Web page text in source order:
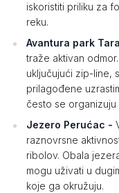
iskoristiti priliku za
reku.
Avantura park
traže aktivan
uključujući zip-line,
prilagođene
često se
Jezero Perućac -
raznovrsne
ribolov. Obala
mogu uživati u
koje ga okružuju.